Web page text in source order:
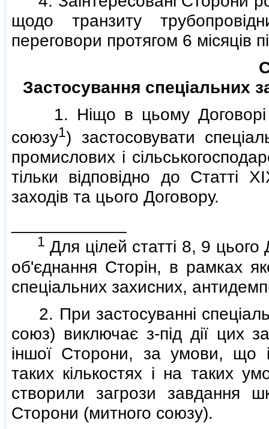
щодо транзиту
переговори протягом 6 мiсяцiв
Застосування спецiальних
1. Нiщо в цьому Договорi
союзу1) застосовувати
промислових i
тiльки вiдповiдно до Статтi
заходiв та цього Договору.
1 Для цiлей статтi 8, 9
об'єднання Сторiн, в рамках
спецiальних захисних,
2. При застосуваннi
союз) виключає з-пiд дiї цих
iншої Сторони, за умови, що
таких кiлькостях i на таких
створили загрози завдання
Сторони (митного союзу).